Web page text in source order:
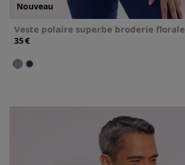
Nouveau
Veste polaire superbe broderie florale
35€